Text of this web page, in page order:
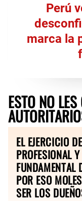
Perú
marca la
ESTO NO
EL EJERCICIO
PROFESIONAL
FUNDAMENTAL
POR ESO
SER LOS